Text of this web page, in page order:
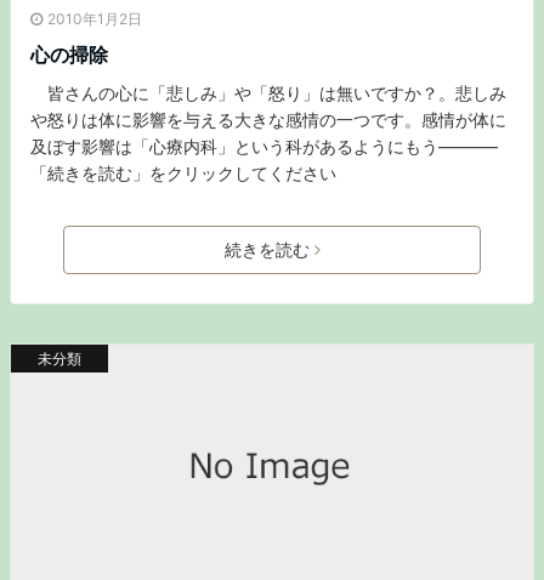
2010年1月2日
心の掃除
皆さんの心に「悲しみ」や「怒り」は無いですか？。悲しみ
や怒りは体に影響を与える大きな感情の一つです。感情が体に
及ぼす影響は「心療内科」という科があるようにもう———–
「続きを読む」をクリックしてください
続きを読む
未分類